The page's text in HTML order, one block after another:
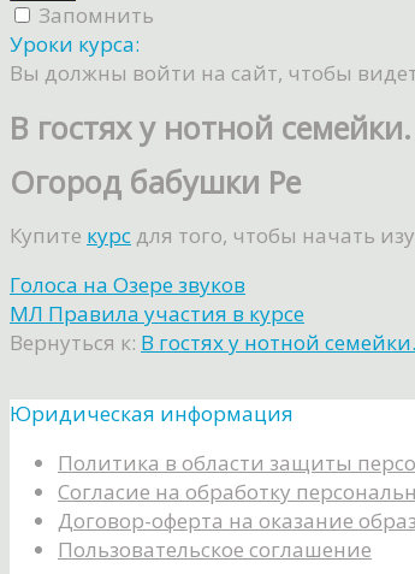
Запомнить
Уроки курса:
Вы должны войти на сайт, чтобы
В гостях у нотной
Огород бабушки Ре
Купите курс для того, чтобы начать
Голоса на Озере звуков
МЛ Правила участия в курсе
Вернуться к: В гостях у нотной
Юридическая информация
Политика в области защиты
Согласие на обработку
Договор-оферта на оказание
Пользовательское соглашение